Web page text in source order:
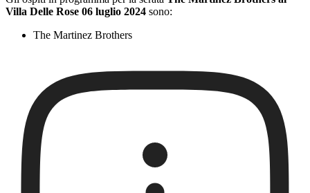
Villa Delle Rose 06 luglio 2024 sono:
The Martinez Brothers